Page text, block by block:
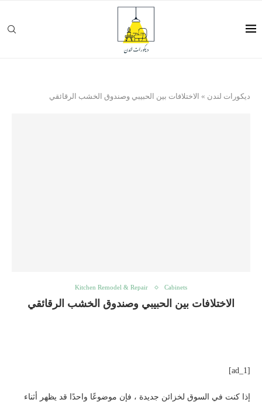
ديكورات لندن » الاختلافات بين الحبيبي وصندوق الخشب الرقائقي
Cabinets
Kitchen Remodel & Repair
الاختلافات بين الحبيبي وصندوق الخشب الرقائقي
[ad_1]
إذا كنت في السوق لخزائن جديدة ، فإن موضوعًا واحدًا قد يظهر أثناء